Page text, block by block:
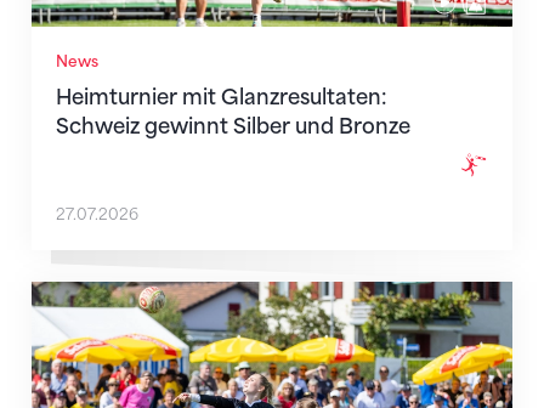
News
Heimturnier mit Glanzresultaten:
Schweiz gewinnt Silber und Bronze
27.07.2026
Dynamisch, attraktiv und geschichtsträchtig